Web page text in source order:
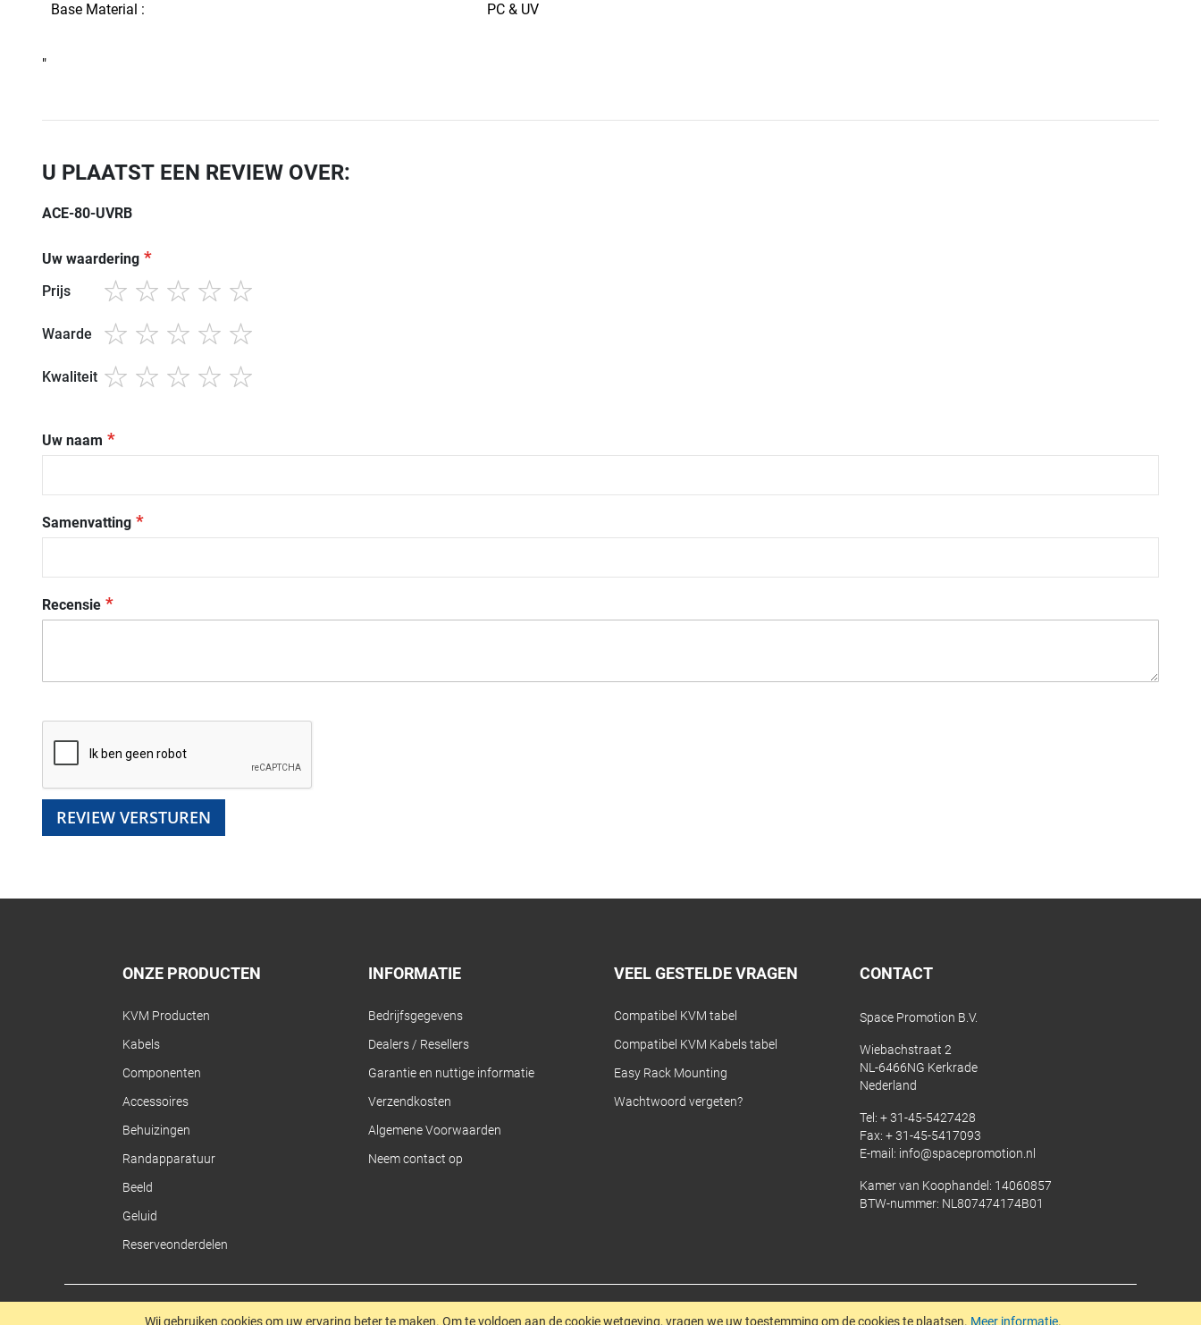
Wij gebruiken cookies om uw ervaring beter te maken. Om te voldoen aan de cookie wetgeving, vragen we uw toestemming om de cookies te plaatsen. Meer informatie.
Base Material : PC & UV
"
U PLAATST EEN REVIEW OVER:
ACE-80-UVRB
Uw waardering
Prijs
1
star
2
stars
3
stars
4
stars
5
stars
Waarde
1
star
2
stars
3
stars
4
stars
5
stars
Kwaliteit
12345
Uw naam
Samenvatting
Recensie
REVIEW VERSTUREN
ONZE PRODUCTEN
KVM Producten
Kabels
Componenten
Accessoires
Behuizingen
Randapparatuur
Beeld
Geluid
Reserveonderdelen
INFORMATIE
Bedrijfsgegevens
Dealers / Resellers
Garantie en nuttige informatie
Verzendkosten
Algemene Voorwaarden
Neem contact op
VEEL GESTELDE VRAGEN
Compatibel KVM tabel
Compatibel KVM Kabels tabel
Easy Rack Mounting
Wachtwoord vergeten?
CONTACT
Space Promotion B.V.
Wiebachstraat 2
NL-6466NG Kerkrade
Nederland
Tel: + 31-45-5427428
Fax: + 31-45-5417093
E-mail: info@spacepromotion.nl
Kamer van Koophandel: 14060857
BTW-nummer: NL807474174B01
© 2025 Space Promotion B.V.